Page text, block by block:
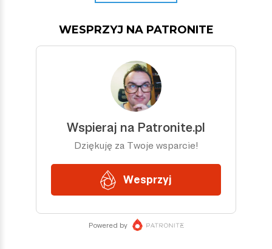
WESPRZYJ NA PATRONITE